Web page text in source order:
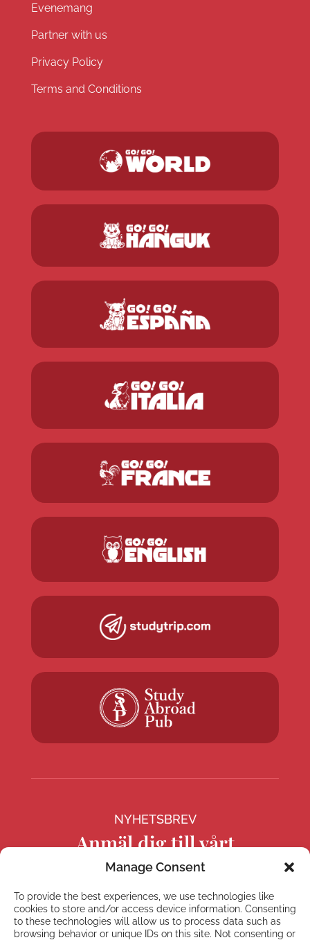
Manage Consent
To provide the best experiences, we use technologies like
cookies to store and/or access device information. Consenting
to these technologies will allow us to process data such as
browsing behavior or unique IDs on this site. Not consenting or
Evenemang
Partner with us
Privacy Policy
Terms and Conditions
NYHETSBREV
Anmäl dig till vårt
nyhetsbrev